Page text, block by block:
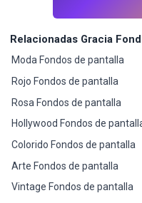
Relacionadas Gracia
Moda Fondos de pantalla
Rojo Fondos de pantalla
Rosa Fondos de pantalla
Hollywood Fondos de
Colorido Fondos de pantalla
Arte Fondos de pantalla
Vintage Fondos de pantalla